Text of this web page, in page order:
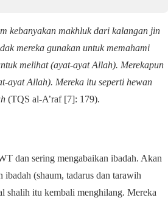
kebanyakan makhluk dari kalangan jin
mereka gunakan untuk memahami
melihat (ayat-ayat Allah). Merekapun
ayat Allah). Mereka itu seperti hewan
(TQS al-A’raf [7]: 179).
dan sering mengabaikan ibadah. Akan
(shaum, tadarus dan tarawih
shalih itu kembali menghilang. Mereka